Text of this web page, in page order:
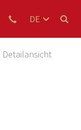
DE
Detailansicht